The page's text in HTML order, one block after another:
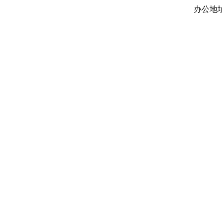
办公地